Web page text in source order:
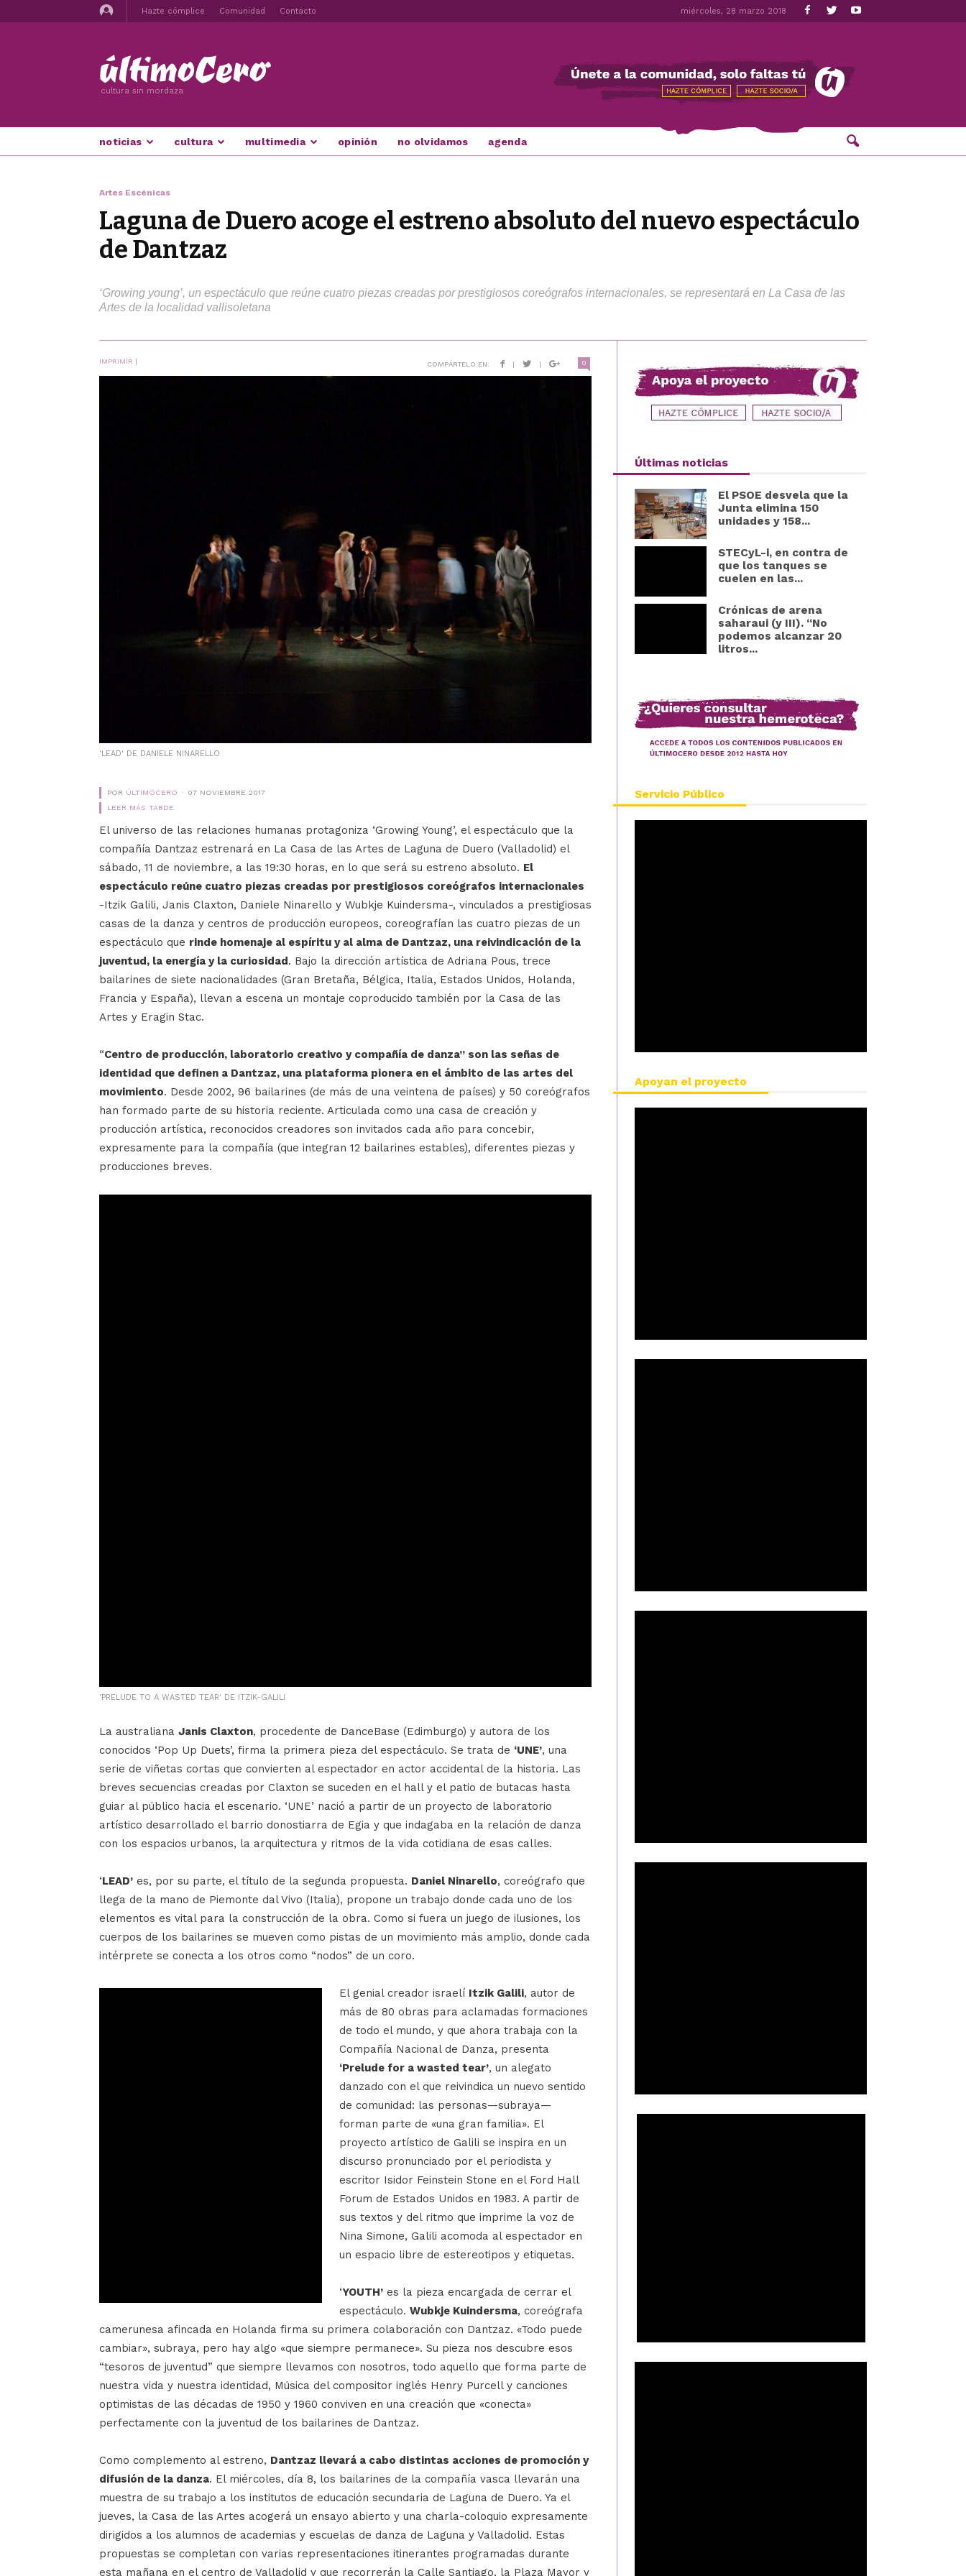
Hazte cómplice Comunidad Contacto miércoles, 28 marzo 2018
cultura sin mordaza
noticias cultura multimedia opinión no olvidamos agenda
Artes Escénicas
Laguna de Duero acoge el estreno absoluto del nuevo espectáculo
de Dantzaz
‘Growing young’, un espectáculo que reúne cuatro piezas creadas por prestigiosos coreógrafos internacionales, se representará en La Casa de las
Artes de la localidad vallisoletana
IMPRIMIR | COMPÁRTELO EN: | | 0
'LEAD' DE DANIELE NINARELLO
POR ÚLTIMOCERO
07 NOVIEMBRE 2017
LEER MÁS TARDE
El universo de las relaciones humanas protagoniza ‘Growing Young’, el espectáculo que la
compañía Dantzaz estrenará en La Casa de las Artes de Laguna de Duero (Valladolid) el
sábado, 11 de noviembre, a las 19:30 horas, en lo que será su estreno absoluto. El
espectáculo reúne cuatro piezas creadas por prestigiosos coreógrafos internacionales
-Itzik Galili, Janis Claxton, Daniele Ninarello y Wubkje Kuindersma-, vinculados a prestigiosas
casas de la danza y centros de producción europeos, coreografían las cuatro piezas de un
espectáculo que rinde homenaje al espíritu y al alma de Dantzaz, una reivindicación de la
juventud, la energía y la curiosidad. Bajo la dirección artística de Adriana Pous, trece
bailarines de siete nacionalidades (Gran Bretaña, Bélgica, Italia, Estados Unidos, Holanda,
Francia y España), llevan a escena un montaje coproducido también por la Casa de las
Artes y Eragin Stac.
“Centro de producción, laboratorio creativo y compañía de danza” son las señas de
identidad que definen a Dantzaz, una plataforma pionera en el ámbito de las artes del
movimiento. Desde 2002, 96 bailarines (de más de una veintena de países) y 50 coreógrafos
han formado parte de su historia reciente. Articulada como una casa de creación y
producción artística, reconocidos creadores son invitados cada año para concebir,
expresamente para la compañía (que integran 12 bailarines estables), diferentes piezas y
producciones breves.
'PRELUDE TO A WASTED TEAR' DE ITZIK-GALILI
La australiana Janis Claxton, procedente de DanceBase (Edimburgo) y autora de los
conocidos ‘Pop Up Duets’, firma la primera pieza del espectáculo. Se trata de ‘UNE’, una
serie de viñetas cortas que convierten al espectador en actor accidental de la historia. Las
breves secuencias creadas por Claxton se suceden en el hall y el patio de butacas hasta
guiar al público hacia el escenario. ‘UNE’ nació a partir de un proyecto de laboratorio
artístico desarrollado el barrio donostiarra de Egia y que indagaba en la relación de danza
con los espacios urbanos, la arquitectura y ritmos de la vida cotidiana de esas calles.
‘LEAD’ es, por su parte, el título de la segunda propuesta. Daniel Ninarello, coreógrafo que
llega de la mano de Piemonte dal Vivo (Italia), propone un trabajo donde cada uno de los
elementos es vital para la construcción de la obra. Como si fuera un juego de ilusiones, los
cuerpos de los bailarines se mueven como pistas de un movimiento más amplio, donde cada
intérprete se conecta a los otros como “nodos” de un coro.
El genial creador israelí Itzik Galili, autor de
más de 80 obras para aclamadas formaciones
de todo el mundo, y que ahora trabaja con la
Compañía Nacional de Danza, presenta
‘Prelude for a wasted tear’, un alegato
danzado con el que reivindica un nuevo sentido
de comunidad: las personas—subraya—
forman parte de «una gran familia». El
proyecto artístico de Galili se inspira en un
discurso pronunciado por el periodista y
escritor Isidor Feinstein Stone en el Ford Hall
Forum de Estados Unidos en 1983. A partir de
sus textos y del ritmo que imprime la voz de
Nina Simone, Galili acomoda al espectador en
un espacio libre de estereotipos y etiquetas.
‘YOUTH’ es la pieza encargada de cerrar el
espectáculo. Wubkje Kuindersma, coreógrafa
camerunesa afincada en Holanda firma su primera colaboración con Dantzaz. «Todo puede
cambiar», subraya, pero hay algo «que siempre permanece». Su pieza nos descubre esos
“tesoros de juventud” que siempre llevamos con nosotros, todo aquello que forma parte de
nuestra vida y nuestra identidad, Música del compositor inglés Henry Purcell y canciones
optimistas de las décadas de 1950 y 1960 conviven en una creación que «conecta»
perfectamente con la juventud de los bailarines de Dantzaz.
Como complemento al estreno, Dantzaz llevará a cabo distintas acciones de promoción y
difusión de la danza. El miércoles, día 8, los bailarines de la compañía vasca llevarán una
muestra de su trabajo a los institutos de educación secundaria de Laguna de Duero. Ya el
jueves, la Casa de las Artes acogerá un ensayo abierto y una charla-coloquio expresamente
dirigidos a los alumnos de academias y escuelas de danza de Laguna y Valladolid. Estas
propuestas se completan con varias representaciones itinerantes programadas durante
esta mañana en el centro de Valladolid y que recorrerán la Calle Santiago, la Plaza Mayor y
Últimas noticias
El PSOE desvela que la
Junta elimina 150
unidades y 158...
STECyL-i, en contra de
que los tanques se
cuelen en las...
Crónicas de arena
saharaui (y III). “No
podemos alcanzar 20
litros...
Servicio Público
Apoyan el proyecto